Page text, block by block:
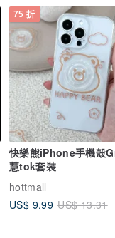
75 折
快樂熊iPhone手機殼
慧tok套裝
hottmall
US$ 9.99 US$ 13.31